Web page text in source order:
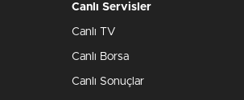
Canlı Servisler
Canlı TV
Canlı Borsa
Canlı Sonuçlar